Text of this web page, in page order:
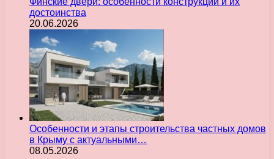
достоинства
20.06.2026
Особенности и этапы строительства частных домов
в Крыму с актуальными…
08.05.2026